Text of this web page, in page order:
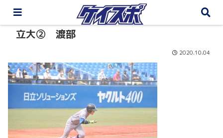
立大② 渡部
2020.10.04